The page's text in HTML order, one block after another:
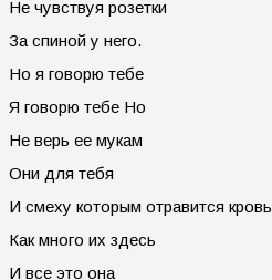
Не чувствуя розетки
За спиной у него.
Но я говорю тебе
Я говорю тебе Но
Не верь ее мукам
Они для тебя
И смеху которым отравится кровь
Как много их здесь
И все это она